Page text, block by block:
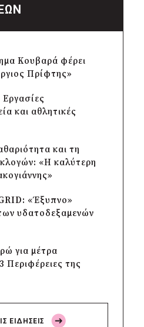
Κουβαρά φέρει
Πρίφτης»
και αθλητικές
και τη
«Η καλύτερη
«Έξυπνο»
υδατοδεξαμενών
για μέτρα
Περιφέρειες της
πολιτισμού,
στη Φλώρινα
ΕΙΔΗΣΕΙΣ